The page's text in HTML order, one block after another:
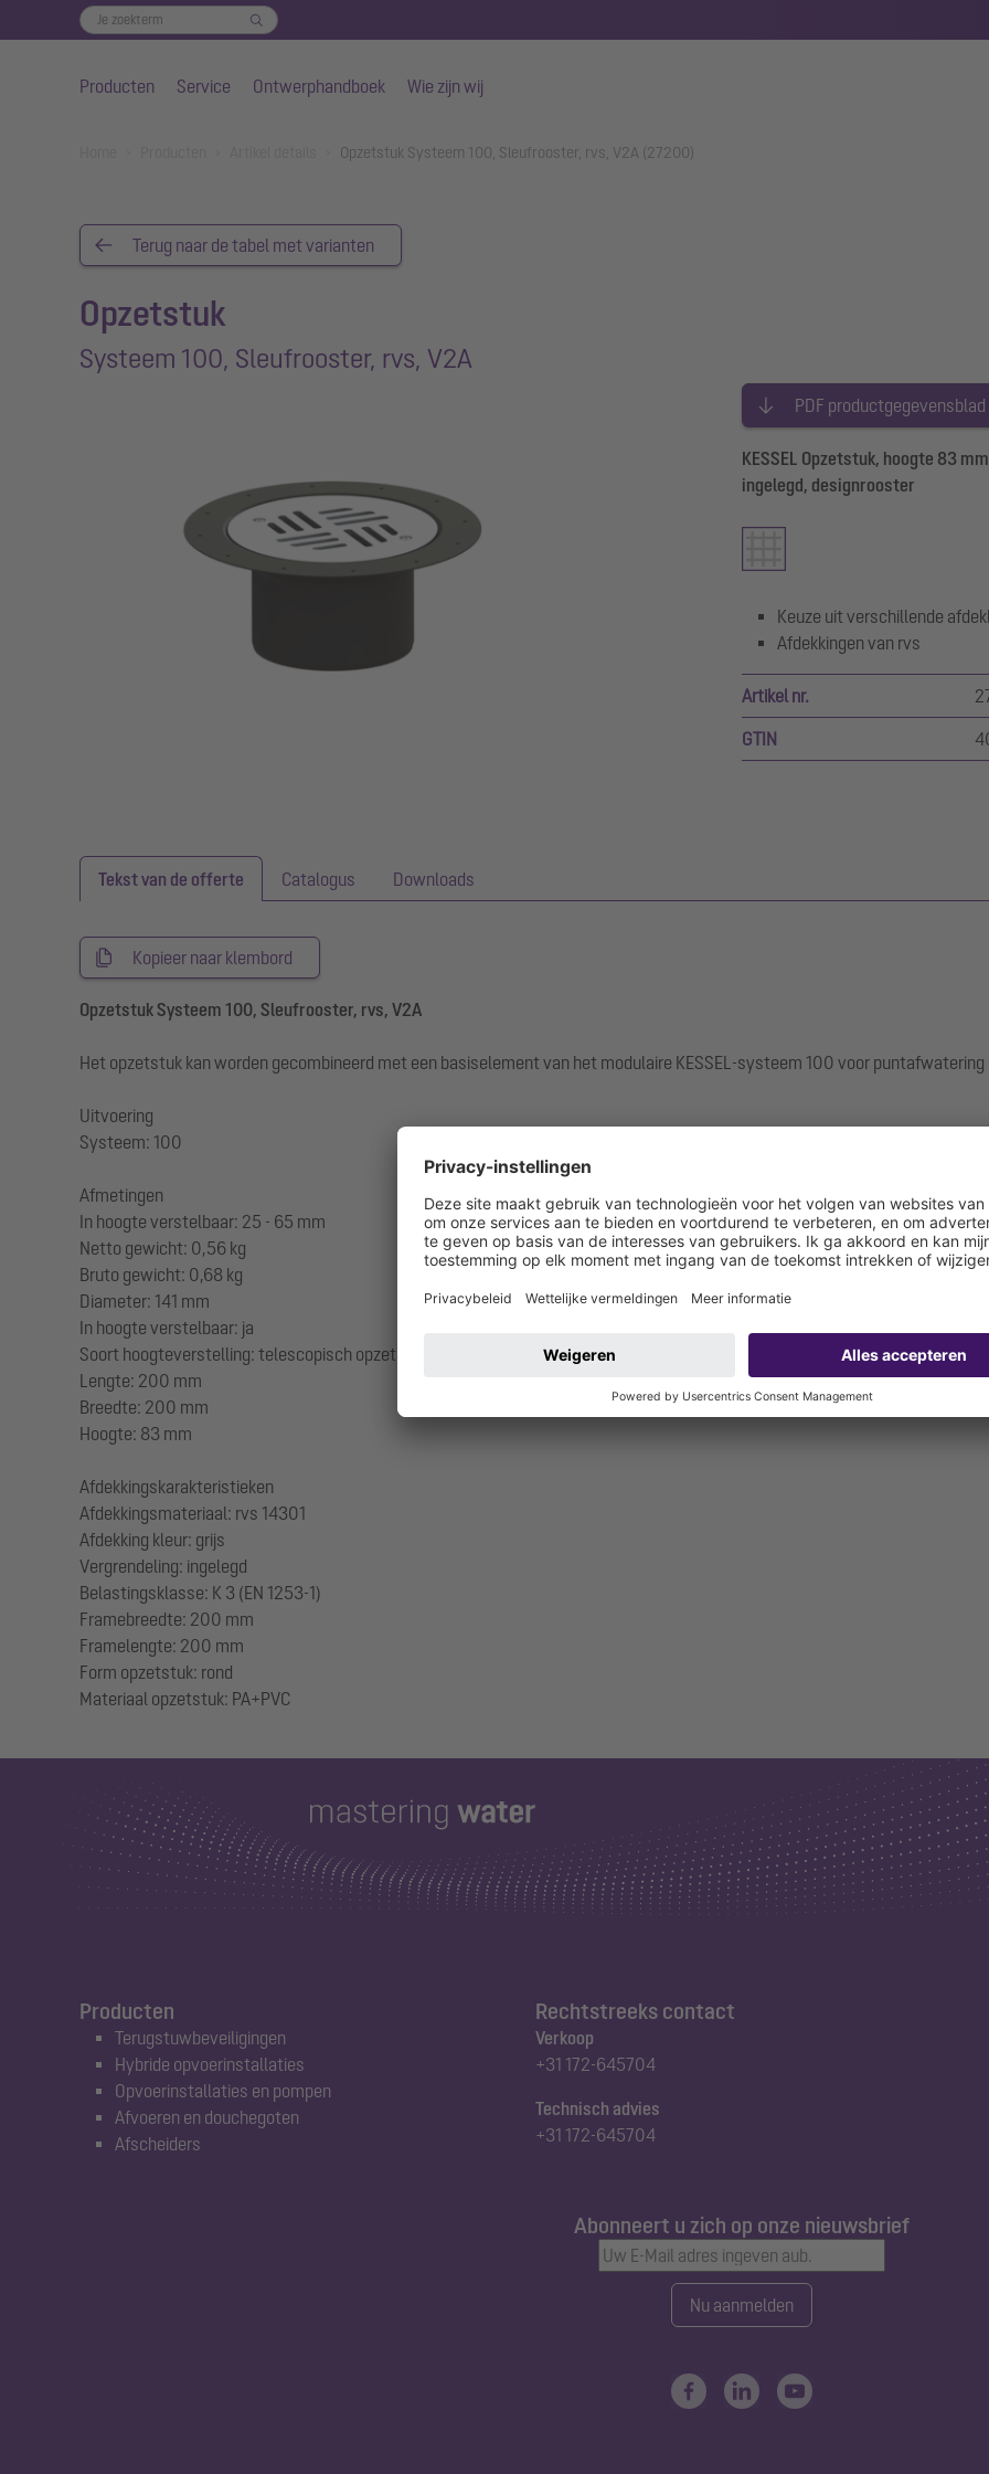
Producten Service Ontwerphandboek Wie zijn wij
Opzetstuk Systeem 100, Sleufrooster, rvs, V2A (27200)
Terug naar de tabel met varianten
Opzetstuk
Systeem 100, Sleufrooster, rvs, V2A
PDF productgegevensblad
KESSEL Opzetstuk, hoogte 83
ingelegd, designrooster
Keuze uit verschillende
Afdekkingen van rvs
Artikel nr.
GTIN
Tekst van de offerte Catalogus Downloads
Kopieer naar klembord
Opzetstuk Systeem 100, Sleufrooster, rvs, V2A
Het opzetstuk kan worden gecombineerd met een basiselement van het modulaire KESSEL-systeem 100 voor puntafwatering
Uitvoering
Systeem: 100
Afmetingen
In hoogte verstelbaar: 25 - 65 mm
Netto gewicht: 0,56 kg
Bruto gewicht: 0,68 kg
Diameter: 141 mm
In hoogte verstelbaar: ja
Soort hoogteverstelling: telescopisch opzetstuk
Lengte: 200 mm
Breedte: 200 mm
Hoogte: 83 mm
Afdekkingskarakteristieken
Afdekkingsmateriaal: rvs 14301
Afdekking kleur: grijs
Vergrendeling: ingelegd
Belastingsklasse: K 3 (EN 1253-1)
Framebreedte: 200 mm
Framelengte: 200 mm
Form opzetstuk: rond
Producten
Terugstuwbeveiligingen
Hybride opvoerinstallaties
Opvoerinstallaties en pompen
Afvoeren en douchegoten
Afscheiders
Rechtstreeks contact
Verkoop
+31 172-645704
Technisch advies
+31 172-645704
Abonneert u zich op onze nieuwsbrief
Nu aanmelden